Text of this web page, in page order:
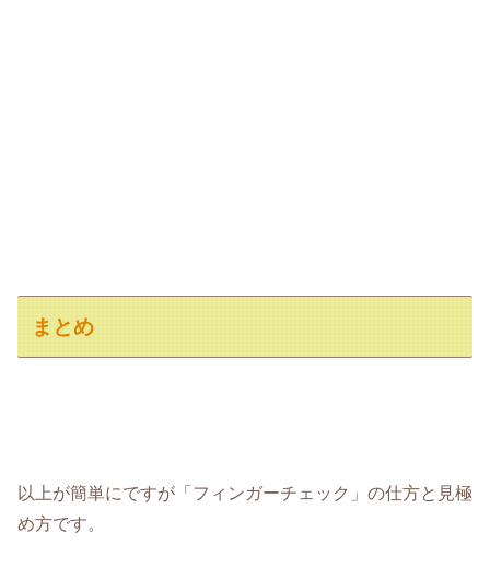
まとめ
以上が簡単にですが「フィンガーチェック」の仕方と見極
め方です。